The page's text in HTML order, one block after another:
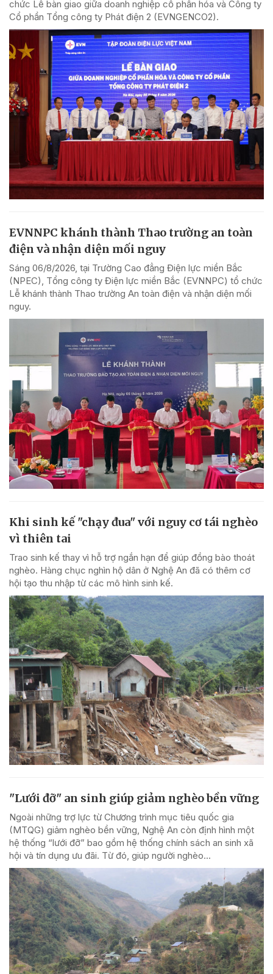
chức Lễ bàn giao giữa doanh nghiệp cổ phần hóa và Công ty
Cổ phần Tổng công ty Phát điện 2 (EVNGENCO2).
EVNNPC khánh thành Thao trường an toàn
điện và nhận diện mối nguy
Sáng 06/8/2026, tại Trường Cao đẳng Điện lực miền Bắc
(NPEC), Tổng công ty Điện lực miền Bắc (EVNNPC) tổ chức
Lễ khánh thành Thao trường An toàn điện và nhận diện mối
nguy.
Khi sinh kế "chạy đua" với nguy cơ tái nghèo
vì thiên tai
Trao sinh kế thay vì hỗ trợ ngắn hạn để giúp đồng bào thoát
nghèo. Hàng chục nghìn hộ dân ở Nghệ An đã có thêm cơ
hội tạo thu nhập từ các mô hình sinh kế.
"Lưới đỡ" an sinh giúp giảm nghèo bền vững
Ngoài những trợ lực từ Chương trình mục tiêu quốc gia
(MTQG) giảm nghèo bền vững, Nghệ An còn định hình một
hệ thống “lưới đỡ” bao gồm hệ thống chính sách an sinh xã
hội và tín dụng ưu đãi. Từ đó, giúp người nghèo...